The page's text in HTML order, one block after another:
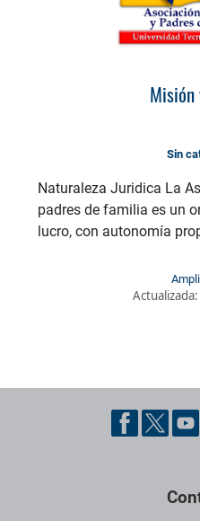
Sin
Naturaleza Juridica La
padres de familia es un
lucro, con autonomía
Actualizada:
Pie de página con